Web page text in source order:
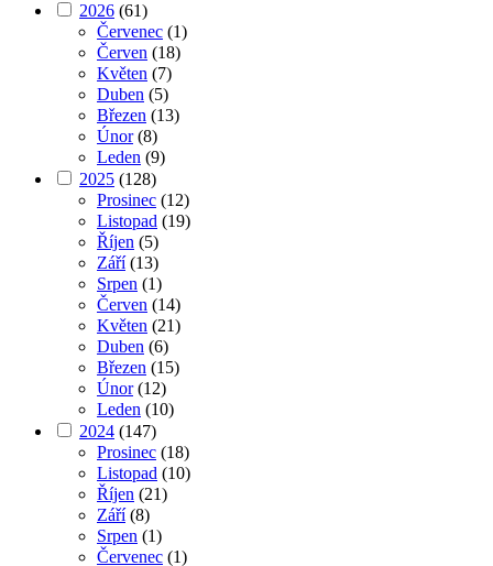
2026 (61)
Červenec (1)
Červen (18)
Květen (7)
Duben (5)
Březen (13)
Únor(8)
Leden (9)
2025 (128)
Prosinec (12)
Listopad (19)
Říjen (5)
Září(13)
Srpen (1)
Červen (14)
Květen (21)
Duben (6)
Březen (15)
Únor(12)
Leden (10)
2024 (147)
Prosinec (18)
Listopad (10)
Říjen (21)
Září(8)
Srpen (1)
Červenec (1)